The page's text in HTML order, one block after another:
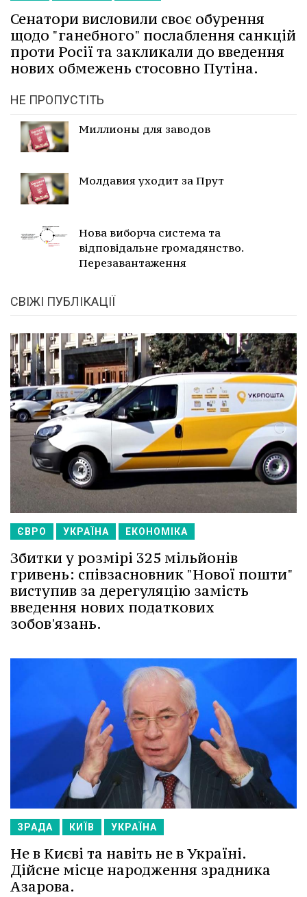
Сенатори висловили своє обурення
щодо "ганебного" послаблення санкцій
проти Росії та закликали до введення
нових обмежень стосовно Путіна.
НЕ ПРОПУСТІТЬ
Миллионы для заводов
Молдавия уходит за Прут
Нова виборча система та
відповідальне громадянство.
Перезавантаження
СВІЖІ ПУБЛІКАЦІЇ
ЄВРО УКРАЇНА ЕКОНОМІКА
Збитки у розмірі 325 мільйонів
гривень: співзасновник "Нової пошти"
виступив за дерегуляцію замість
введення нових податкових
зобов'язань.
ЗРАДА КИЇВ УКРАЇНА
Не в Києві та навіть не в Україні.
Дійсне місце народження зрадника
Азарова.